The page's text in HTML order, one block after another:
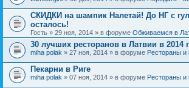
СКИДКИ на шампик Налетай! До НГ с
осталось!
Гость » 29 ноя, 2014 » в форуме Обживаемся в
30 лучших ресторанов в Латвии в 2014
miha polak » 27 ноя, 2014 » в форуме Рестораны и
Пекарни в Риге
miha polak » 07 ноя, 2014 » в форуме Рестораны и